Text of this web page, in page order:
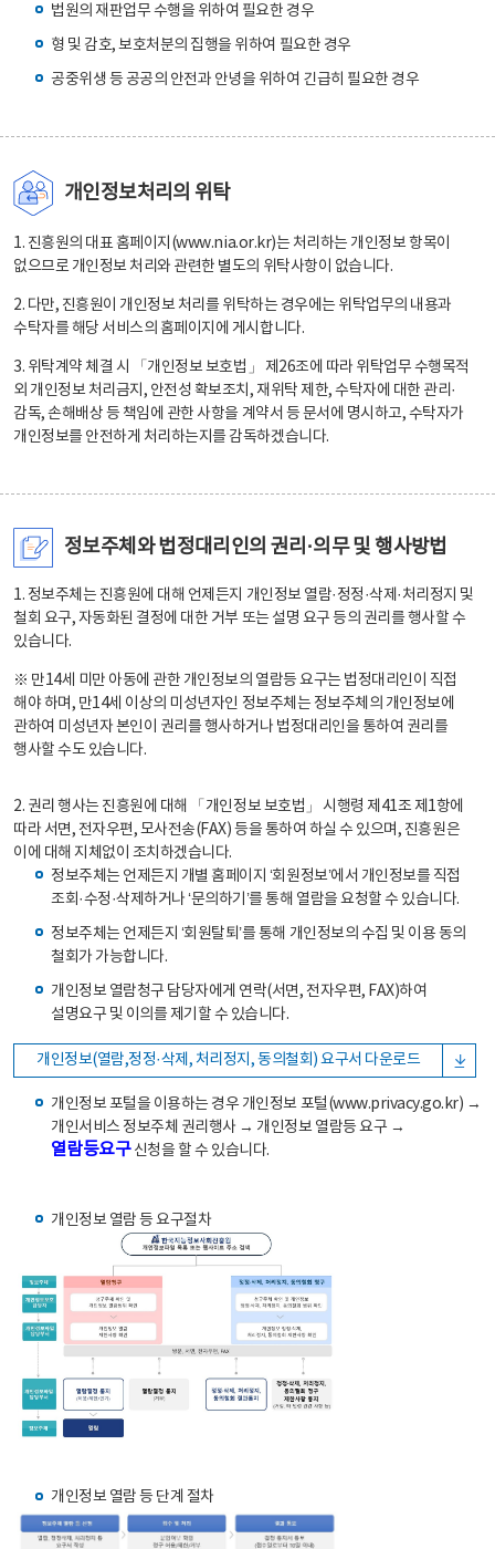
법원의 재판업무 수행을 위하여 필요한 경우
형 및 감호, 보호처분의 집행을 위하여 필요한 경우
공중위생 등 공공의 안전과 안녕을 위하여 긴급히 필요한 경우
개인정보처리의 위탁
1. 진흥원의 대표 홈페이지(www.nia.or.kr)는 처리하는 개인정보 항목이
없으므로 개인정보 처리와 관련한 별도의 위탁사항이 없습니다.
2. 다만, 진흥원이 개인정보 처리를 위탁하는 경우에는 위탁업무의 내용과
수탁자를 해당 서비스의 홈페이지에 게시합니다.
3. 위탁계약 체결 시 「개인정보 보호법」 제26조에 따라 위탁업무 수행목적
외 개인정보 처리금지, 안전성 확보조치, 재위탁 제한, 수탁자에 대한 관리·
감독, 손해배상 등 책임에 관한 사항을 계약서 등 문서에 명시하고, 수탁자가
개인정보를 안전하게 처리하는지를 감독하겠습니다.
정보주체와 법정대리인의 권리·의무 및 행사방법
1. 정보주체는 진흥원에 대해 언제든지 개인정보 열람·정정·삭제·처리정지 및
철회 요구, 자동화된 결정에 대한 거부 또는 설명 요구 등의 권리를 행사할 수
있습니다.
※ 만14세 미만 아동에 관한 개인정보의 열람등 요구는 법정대리인이 직접
해야 하며, 만14세 이상의 미성년자인 정보주체는 정보주체의 개인정보에
관하여 미성년자 본인이 권리를 행사하거나 법정대리인을 통하여 권리를
행사할 수도 있습니다.
2. 권리 행사는 진흥원에 대해 「개인정보 보호법」 시행령 제41조 제1항에
따라 서면, 전자우편, 모사전송(FAX) 등을 통하여 하실 수 있으며, 진흥원은
이에 대해 지체없이 조치하겠습니다.
정보주체는 언제든지 개별 홈페이지 ‘회원정보’에서 개인정보를 직접
조회·수정·삭제하거나 ‘문의하기’를 통해 열람을 요청할 수 있습니다.
정보주체는 언제든지 ‘회원탈퇴’를 통해 개인정보의 수집 및 이용 동의
철회가 가능합니다.
개인정보 열람청구 담당자에게 연락(서면, 전자우편, FAX)하여
설명요구 및 이의를 제기할 수 있습니다.
개인정보(열람,정정·삭제, 처리정지, 동의철회) 요구서 다운로드
개인정보 포털을 이용하는 경우 개인정보 포털(www.privacy.go.kr) →
개인서비스 정보주체 권리행사 → 개인정보 열람등 요구 →
열람등요구신청을 할 수 있습니다.
개인정보 열람 등 요구절차
개인정보 열람 등 단계 절차